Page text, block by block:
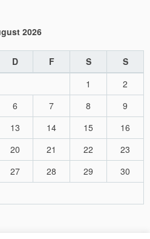
2026
D F S
S
1
2
6 7 8
9
13 14 15
16
20 21 22
23
27 28 29
30